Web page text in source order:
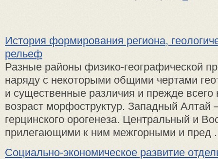
История формирования региона,
рельеф
Разные районы физико-географической
наряду с некоторыми общими чертами
и существенные различия и прежде всего
возраст морфоструктур. Западный Алтай
герцинского орогенеза. Центральный и
прилегающими к ним межгорными и пред
Социально-экономическое развитие